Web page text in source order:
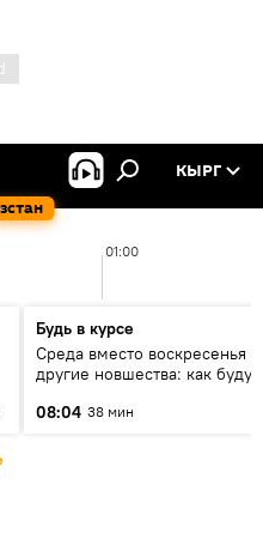
КЫРГ
01:00
Будь в курсе
Среда вместо воскресенья и
другие новшества: как будут
08:04 38 мин